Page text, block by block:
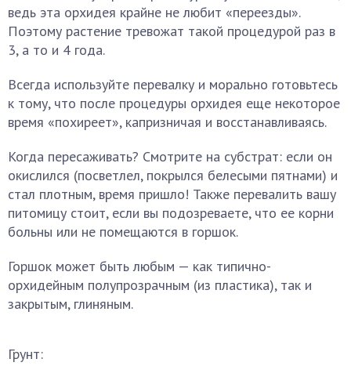
ведь эта орхидея крайне не любит «переезды».
Поэтому растение тревожат такой процедурой раз в
3, а то и 4 года.
Всегда используйте перевалку и морально готовьтесь
к тому, что после процедуры орхидея еще некоторое
время «похиреет», капризничая и восстанавливаясь.
Когда пересаживать? Смотрите на субстрат: если он
окислился (посветлел, покрылся белесыми пятнами) и
стал плотным, время пришло! Также перевалить вашу
питомицу стоит, если вы подозреваете, что ее корни
больны или не помещаются в горшок.
Горшок может быть любым — как типично-
орхидейным полупрозрачным (из пластика), так и
закрытым, глиняным.
Грунт: